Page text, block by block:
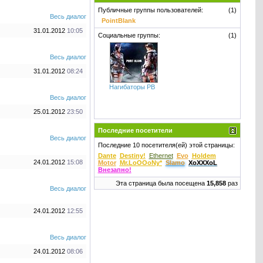
Весь диалог
31.01.2012 10:05
Весь диалог
31.01.2012 08:24
Весь диалог
25.01.2012 23:50
Весь диалог
24.01.2012 15:08
Весь диалог
24.01.2012 12:55
Весь диалог
24.01.2012 08:06
(1)
Публичные группы пользователей:
PointBlank
(1)
Социальные группы:
Нагибаторы PB
Последние посетители
Последние 10 посетителя(ей) этой страницы:
Dante Destiny! Ethernet Evo Holdem
Motor Mr.LoOOoNy* Slamo XoXXXoL
Внезапнo!
Эта страница была посещена 15,858раз